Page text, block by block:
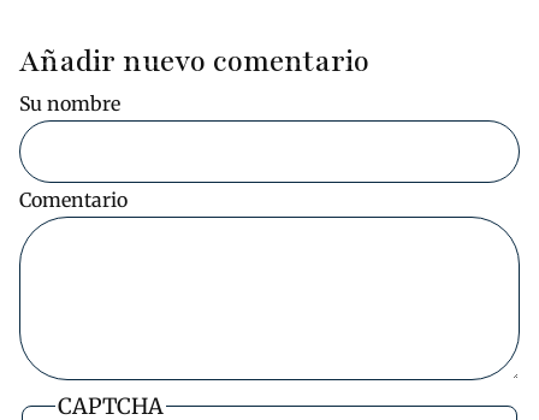
Añadir nuevo comentario
Su nombre
Comentario
CAPTCHA